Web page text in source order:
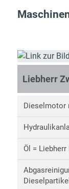
Liebherr
Dieselmotor
Öl =